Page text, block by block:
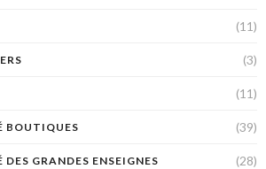
(11)
(3)
(11)
BOUTIQUES (39)
GRANDES ENSEIGNES (28)